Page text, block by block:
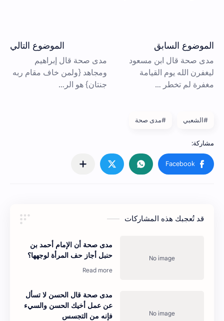
#الشعبي #مدى صحة
قد تُعجبك هذه المشاركات
مدى صحة أن الإمام أحمد بن
حنبل أجاز حف المرأة لوجهها؟
مدى صحة قال الحسن لا تسأل
عن عمل أخيك الحسن والسيء
فإنه من التجسس